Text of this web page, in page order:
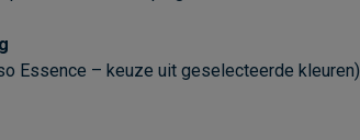
Essence – keuze uit geselecteerde kleuren)